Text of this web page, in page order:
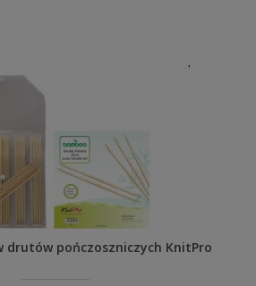
drutów pończoszniczych KnitPro